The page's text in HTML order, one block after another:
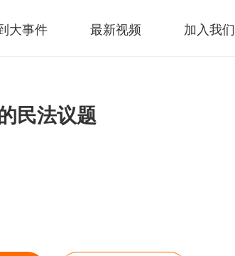
大事件 最新视频 加入我们
民法议题